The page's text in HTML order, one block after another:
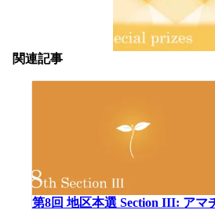
関連記事
第8回 地区本選 Section III: アマ